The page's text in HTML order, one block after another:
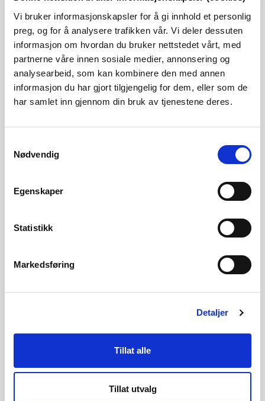
Vi bruker informasjonskapsler for å gi innhold et personlig
preg, og for å analysere trafikken vår. Vi deler dessuten
informasjon om hvordan du bruker nettstedet vårt, med
partnerne våre innen sosiale medier, annonsering og
analysearbeid, som kan kombinere den med annen
informasjon du har gjort tilgjengelig for dem, eller som de
har samlet inn gjennom din bruk av tjenestene deres.
Nødvendig
Egenskaper
Statistikk
Markedsføring
Detaljer
Tillat alle
Tillat utvalg
godkjennes av NVE før anleggsarbeidet kan starte. I denne
planen skal Glitre Nett beskrives hvordan de skal
gjennomføre arbeidet og hvordan de vil etterleve de
tiltakene NVE har pålagt dem.
Glitre Nett har også fått ekspropriasjonstillatelse for
nødvendige rettigheter til å bygge og drive den nye
Kamilla Lein Kjølberg